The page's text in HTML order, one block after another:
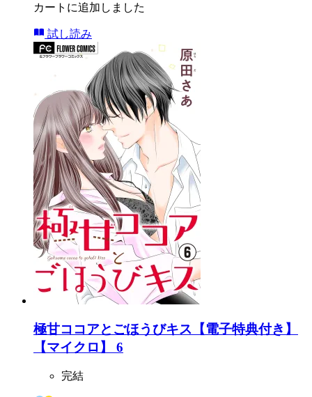
カートに追加しました
試し読み
極甘ココアとごほうびキス【電子特典付き】
【マイクロ】 6
完結